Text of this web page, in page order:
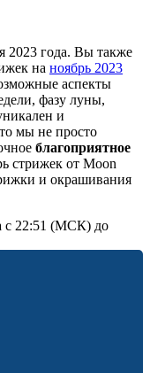
2023 года. Вы также
на ноябрь 2023
аспекты
фазу луны,
и
мы не просто
благоприятное
стрижек от Moon
и окрашивания
с 22:51 (МСК) до